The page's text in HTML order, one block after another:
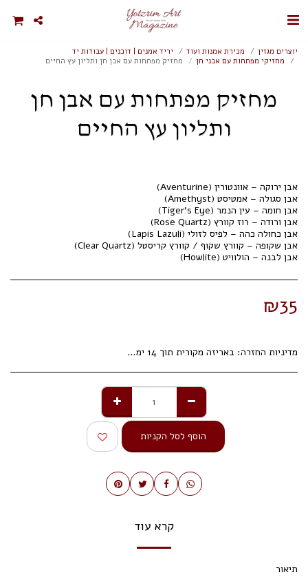
יוצרים מגזין מכירת אמנות ועוד
יריד אמנים | דוכנים | עבודות יד
מחזיקי מפתחות עם אבני חן
מחזיק מפתחות עם אבן חן ותליון עץ החיים
מחזיק מפתחות עם אבן חן
ותליון עץ החיים
אבן לבנה – הולוויט (Howlite)
₪35
מדיניות החזרה: באריזה מקורית תוך 14 ימי עסקים.
הוסף לסל הקניות
קרא עוד
תיאור